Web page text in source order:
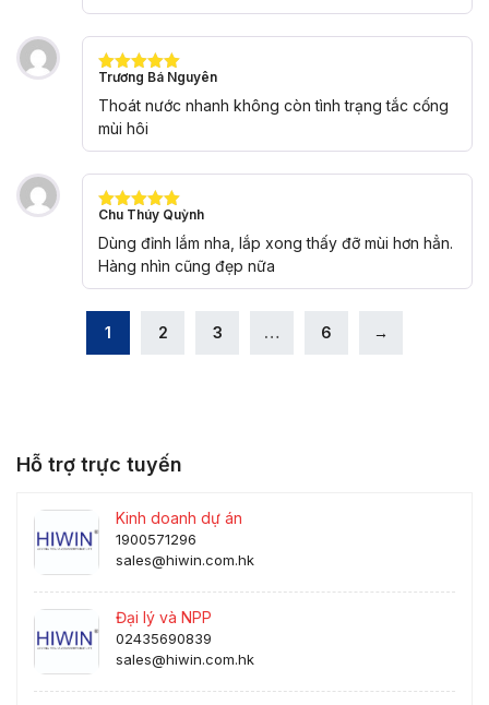
Được xếp
hạng5
sao
Trương Bá Nguyên
Thoát nước nhanh không còn tình trạng tắc cống
mùi hôi
Được xếp
hạng
5
sao
Chu Thúy Quỳnh
Dùng đỉnh lắm nha, lắp xong thấy đỡ mùi hơn hẳn.
Hàng nhìn cũng đẹp nữa
1 2 3 … 6 →
Hỗ trợ trực tuyến
Kinh doanh dự án
1900571296
sales@hiwin.com.hk
Đại lý và NPP
02435690839
sales@hiwin.com.hk